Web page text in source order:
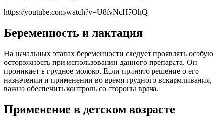
https://youtube.com/watch?v=U8fvNcH7OhQ
Беременность и лактация
На начальных этапах беременности следует проявлять особую
осторожность при использовании данного препарата. Он
проникает в грудное молоко. Если принято решение о его
назначении и применении во время грудного вскармливания,
важно обеспечить контроль со стороны врача.
Применение в детском возрасте